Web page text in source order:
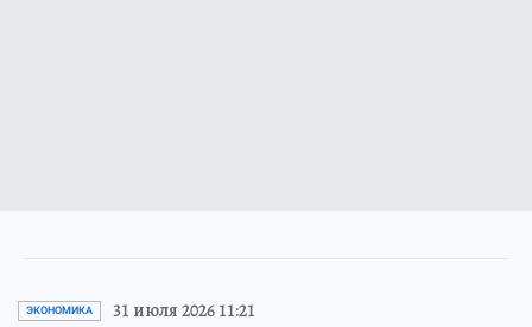
ЭКОНОМИКА 31 июля 2026 11:21